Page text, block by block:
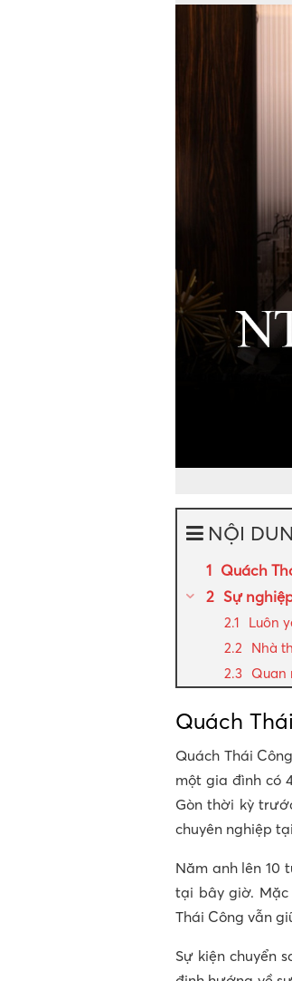
NỘI
Quách
Sự
Luôn
Nhà
Quan
Quách
Quách Thái
một gia đình có
Gòn thời kỳ
chuyên nghiệp
Năm anh lên 10
tại bây giờ. Mặc
Thái Công vẫn
Sự kiện chuyển